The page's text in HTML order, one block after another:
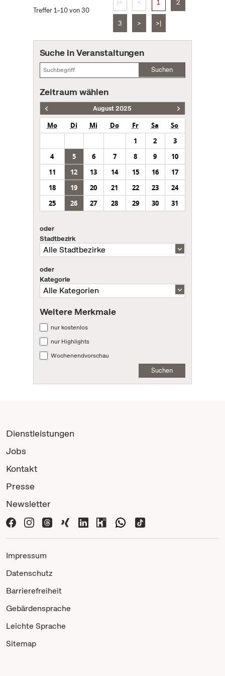
Treffer 1–10 von 30
|< < 1 2
3 > >|
Suche in Veranstaltungen
Suchen
Zeitraum wählen
August 2025
Mo Di Mi Do Fr Sa
So
1
2
3
4
5 6 7 8 9
10
11
12 13 14 15 16
17
18
19 20 21 22 23
24
25
26 27 28 29 30 31
oder
Stadtbezirk
oder
Kategorie
Weitere Merkmale
nur kostenlos
nur Highlights
Wochenendvorschau
Suchen
Dienstleistungen
Jobs
Kontakt
Presse
Newsletter
Impressum
Datenschutz
Barrierefreiheit
Gebärdensprache
Leichte Sprache
Sitemap